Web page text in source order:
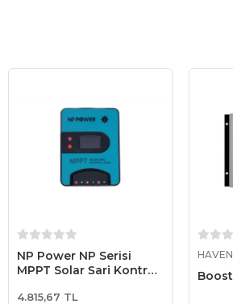
NP Power NP Serisi
MPPT Solar Şarj Kontrol
PV Giriş
4.815,67 TL